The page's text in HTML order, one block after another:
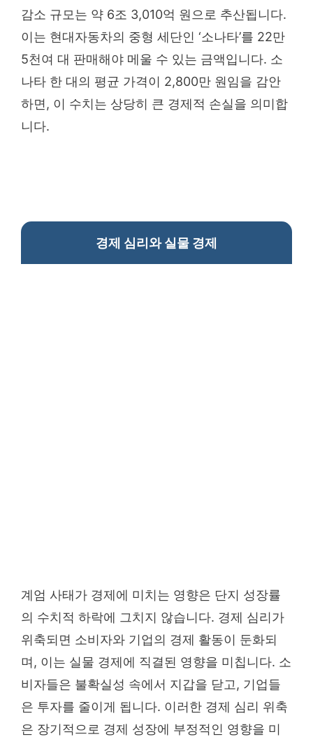
감소 규모는 약 6조 3,010억 원으로 추산됩니다.
이는 현대자동차의 중형 세단인 ‘소나타’를 22만
5천여 대 판매해야 메울 수 있는 금액입니다. 소
나타 한 대의 평균 가격이 2,800만 원임을 감안
하면, 이 수치는 상당히 큰 경제적 손실을 의미합
니다.
경제 심리와 실물 경제
계엄 사태가 경제에 미치는 영향은 단지 성장률
의 수치적 하락에 그치지 않습니다. 경제 심리가
위축되면 소비자와 기업의 경제 활동이 둔화되
며, 이는 실물 경제에 직결된 영향을 미칩니다. 소
비자들은 불확실성 속에서 지갑을 닫고, 기업들
은 투자를 줄이게 됩니다. 이러한 경제 심리 위축
은 장기적으로 경제 성장에 부정적인 영향을 미